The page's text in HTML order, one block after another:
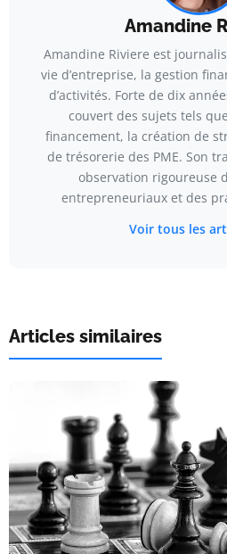
Amandine
Amandine Riviere est
vie d’entreprise, la gestion
d’activités. Forte de dix
couvert des sujets tels
financement, la création de
de trésorerie des PME. Son
observation rigoureuse
entrepreneuriaux et des
Voir tous les
Articles similaires